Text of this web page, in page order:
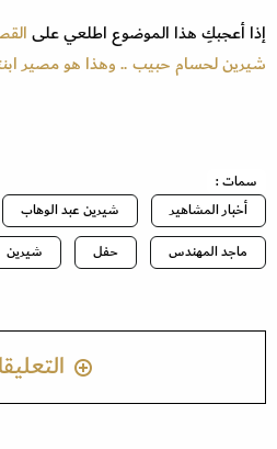
إذا أعجبكِ هذا الموضوع اطلعي على
شيرين لحسام حبيب .. وهذا هو مصير
سمات :
أخبار المشاهير
شيرين عبد الوهاب
ماجد المهندس
حفل شيرين